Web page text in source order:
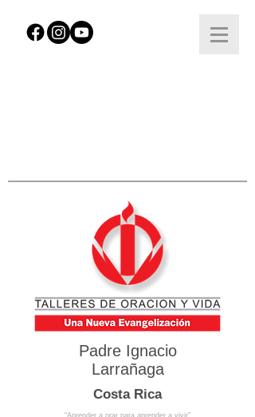
Padre Ignacio
Larrañaga
Costa Rica
“Aprender a orar para aprender a vivir”